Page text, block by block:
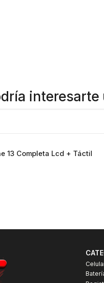
interesarte
13 Completa Lcd + Táctil